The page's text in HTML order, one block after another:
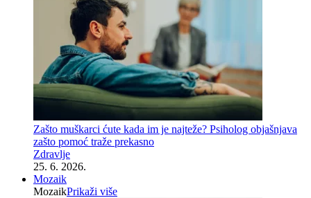
Zašto muškarci ćute kada im je najteže? Psiholog objašnjava
zašto pomoć traže prekasno
Zdravlje
25. 6. 2026.
Mozaik
MozaikPrikaži više